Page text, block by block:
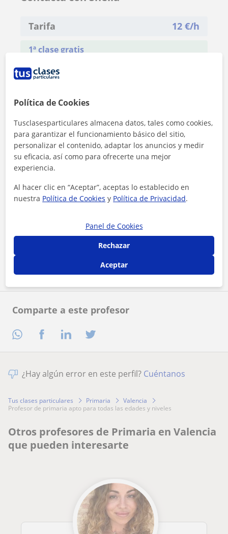
Comparte a este profesor
Tarifa 12 €/h
1ª clase gratis
Al hacer clic, aceptas nuestro aviso legaly de
¿Hay algún error en este perfil? Cuéntanos
Tus clases particulares Primaria
Valencia
profesor de primaria apto para todas las edades y niveles
Otros profesores de Primaria en Valencia
que pueden interesarte
Política de Cookies
Tusclasesparticulares almacena datos, tales como cookies,
para garantizar el funcionamiento básico del sitio,
personalizar el contenido, adaptar los anuncios y medir
su eficacia, así como para ofrecerte una mejor
experiencia.
Al hacer clic en “Aceptar”, aceptas lo establecido en
nuestra Política de Cookies y Política de Privacidad.
Panel de Cookies
Rechazar
Aceptar